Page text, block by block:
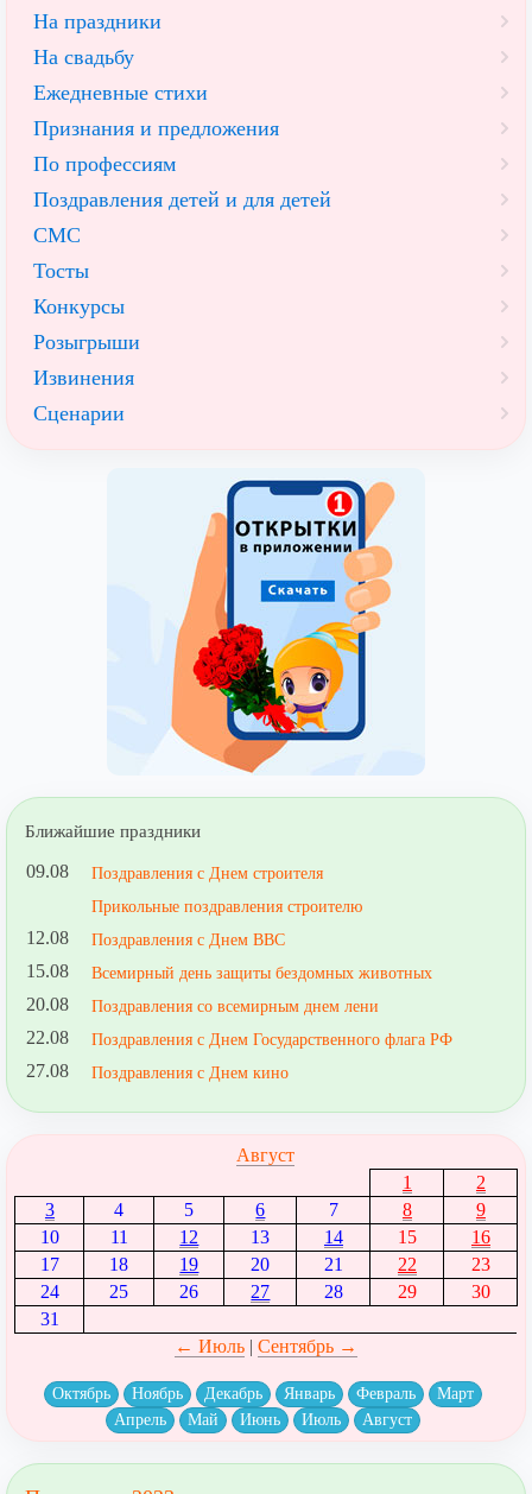
На праздники
На свадьбу
Ежедневные стихи
Признания и предложения
По профессиям
Поздравления детей и для детей
СМС
Тосты
Конкурсы
Розыгрыши
Извинения
Сценарии
Ближайшие праздники
09.08
Поздравления с Днем строителя
Прикольные поздравления строителю
12.08 Поздравления с Днем ВВС
15.08 Всемирный день защиты бездомных животных
20.08 Поздравления со всемирным днем лени
22.08 Поздравления с Днем Государственного флага РФ
27.08 Поздравления с Днем кино
Август
1
2
3
4 5 6 7 8
9
10
11 12 13 14 15
16
17
18 19 20 21 22
23
24
25 26 27 28 29
30
31
← Июль| Сентябрь →
Октябрь Ноябрь Декабрь Январь Февраль
Март
Апрель
Май Июнь Июль Август